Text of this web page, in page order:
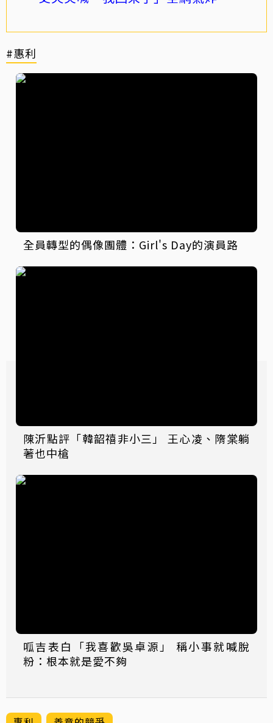
#惠利
全員轉型的偶像團體：Girl's Day的演員路
陳沂點評「韓韶禧非小三」 王心凌、隋棠躺
著也中槍
呱吉表白「我喜歡吳卓源」 稱小事就喊脫
粉：根本就是愛不夠